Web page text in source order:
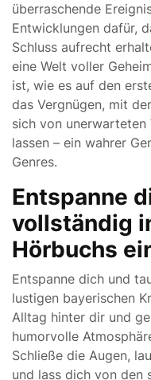
überraschende
Entwicklungen dafür,
Schluss aufrecht
eine Welt voller
ist, wie es auf den
das Vergnügen, mit
sich von unerwarteten
lassen – ein wahrer
Genres.
Entspanne
vollständig
Hörbuchs
Entspanne dich und
lustigen bayerischen
Alltag hinter dir und
humorvolle
Schließe die Augen,
und lass dich von den